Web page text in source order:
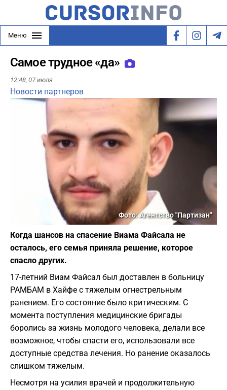
Меню
Самое трудное «да»
12:48, 07 июля
Новости партнеров
Фото: Агентство "Партизан"
Когда шансов на спасение Виама Файсала не
осталось, его семья приняла решение, которое
спасло других.
17-летний Виам Файсал был доставлен в больницу
РАМБАМ в Хайфе с тяжелым огнестрельным
ранением. Его состояние было критическим. С
момента поступления медицинские бригады
боролись за жизнь молодого человека, делали все
возможное, чтобы спасти его, использовали все
доступные средства лечения. Но ранение оказалось
слишком тяжелым.
Несмотря на усилия врачей и продолжительную